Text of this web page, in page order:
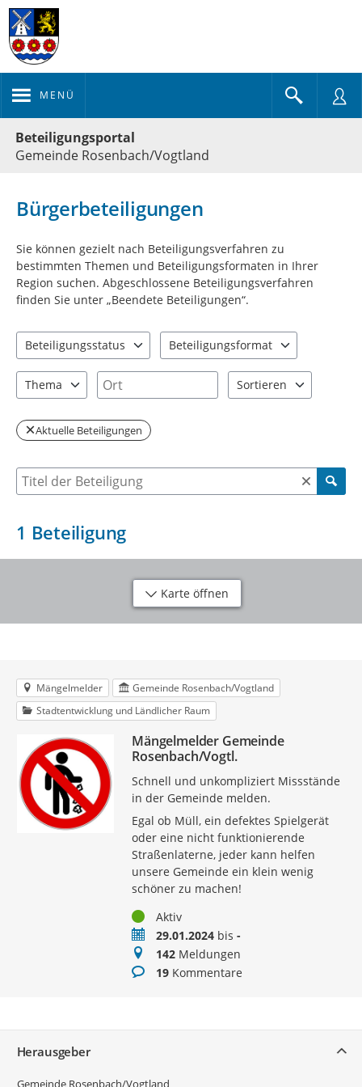
MENÜ
Beteiligungsportal
Gemeinde Rosenbach/Vogtland
Bürgerbeteiligungen
Sie können gezielt nach Beteiligungsverfahren zu
bestimmten Themen und Beteiligungsformaten in Ihrer
Region suchen. Abgeschlossene Beteiligungsverfahren
finden Sie unter „Beendete Beteiligungen“.
Beteiligungsstatus
Beteiligungsformat
Thema
Ort
Sortieren
Aktuelle Beteiligungen
Suche nach Beteiligung
1 Beteiligung
Karte öffnen
Mängelmelder
Gemeinde Rosenbach/Vogtland
Stadtentwicklung und Ländlicher Raum
Mängelmelder Gemeinde
Rosenbach/Vogtl.
Schnell und unkompliziert Missstände
in der Gemeinde melden.
Egal ob Müll, ein defektes Spielgerät
oder eine nicht funktionierende
Straßenlaterne, jeder kann helfen
unsere Gemeinde ein klein wenig
schöner zu machen!
StatusAktiv
Zeitraum29.01.2024bis -
Meldungen
142Meldungen
Kommentare
19Kommentare
Herausgeber
Gemeinde Rosenbach/Vogtland